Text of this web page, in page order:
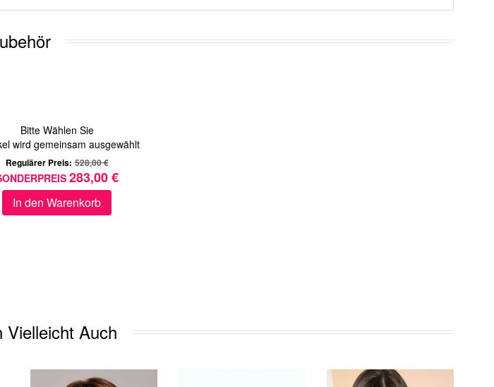
Bitte Wählen Sie
wird gemeinsam ausgewählt
Regulärer Preis: 528,00 €
283,00 €
In den Warenkorb
Vielleicht Auch